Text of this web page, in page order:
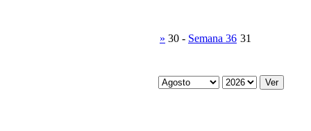
» 30 - Semana 36 31